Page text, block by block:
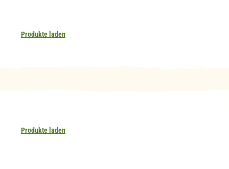
Produkte laden
Produkte laden